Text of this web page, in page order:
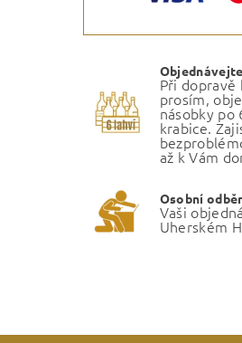
Při dopravě
prosím,
násobky po
krabice.
až k Vám
Osobní
Vaši
Uherském